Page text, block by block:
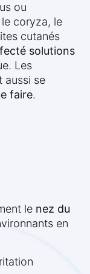
ou
coryza, le
cutanés
solutions
Les
aussi se
faire.
le nez du
en